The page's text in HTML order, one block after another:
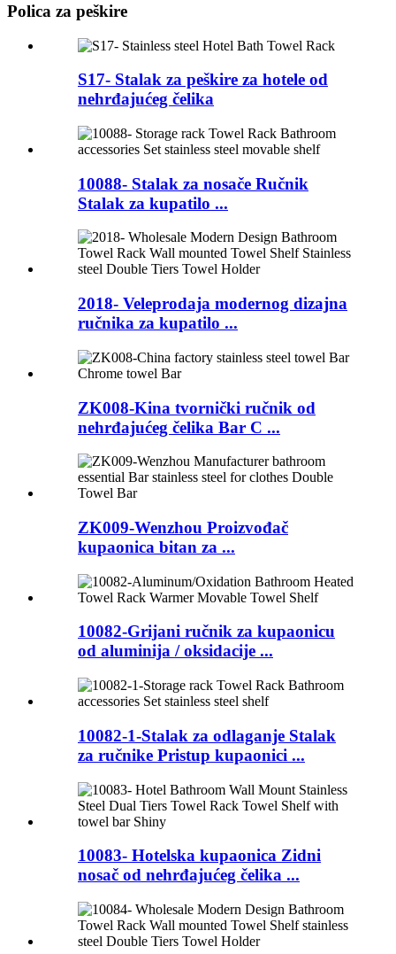
Polica za peškire
S17- Stalak za peškire za hotele od
nehrđajućeg čelika
10088- Stalak za nosače Ručnik
Stalak za kupatilo ...
2018- Veleprodaja modernog dizajna
ručnika za kupatilo ...
ZK008-Kina tvornički ručnik od
nehrđajućeg čelika Bar C ...
ZK009-Wenzhou Proizvođač
kupaonica bitan za ...
10082-Grijani ručnik za kupaonicu
od aluminija / oksidacije ...
10082-1-Stalak za odlaganje Stalak
za ručnike Pristup kupaonici ...
10083- Hotelska kupaonica Zidni
nosač od nehrđajućeg čelika ...